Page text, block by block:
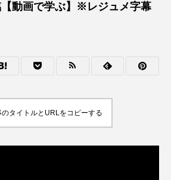
動画で学ぶ】※レジュメ字幕
のタイトルとURLをコピーする